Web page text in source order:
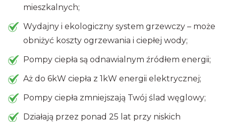
mieszkalnych;
Wydajny i ekologiczny system grzewczy – może
obniżyć koszty ogrzewania i ciepłej wody;
Pompy ciepła są odnawialnym źródłem energii;
Aż do 6kW ciepła z 1kW energii elektrycznej;
Pompy ciepła zmniejszają Twój ślad węglowy;
Działają przez ponad 25 lat przy niskich